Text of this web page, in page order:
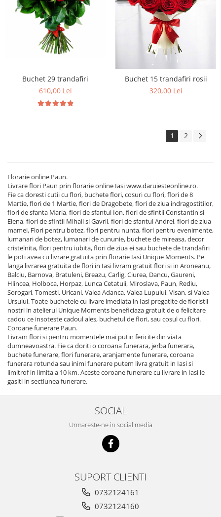
Buchet 29 trandafiri
610,00 Lei
Buchet 15 trandafiri rosii
320,00 Lei
1 2
Florarie online Paun.
Livrare flori Paun prin florarie online Iasi www.daruiesteonline.ro.
Fie ca doresti cutii cu flori, buchete flori, cosuri cu flori, flori de 8
Martie, flori de 1 Martie, flori de Dragobete, flori de ziua indragostitilor,
flori de sfanta Maria, flori de sfantul Ion, flori de sfintii Constantin si
Elena, flori de sfintii Mihail si Gavril, flori de sfantul Andrei, flori de ziua
mamei, Flori pentru botez, flori pentru nunta, flori pentru evenimente,
lumanari de botez, lumanari de cununie, buchete de mireasa, decor
cristelnita, flori pentru iubita, flori de ziua ei sau buchete de trandafiri
le poti avea cu livrare gratuita prin florarie Iasi Unique Moments. Pe
langa livrarea gratuita de flori in Iasi livram gratuit flori si in Aroneanu,
Balciu, Barnova, Bratuleni, Breazu, Carlig, Ciurea, Dancu, Gaureni,
Hlincea, Holboca, Horpaz, Lunca Cetatuii, Miroslava, Paun, Rediu,
Sorogari, Tomesti, Uricani, Valea Adanca, Valea Lupului, Visan, si Valea
Ursului. Toate buchetele cu livare imediata in Iasi pregatite de floristii
nostri in atelierul Unique Moments beneficiaza gratuit de o felicitare
cadou ce insoteste cadoul ales, buchetul de flori, sau cosul cu flori.
Coroane funerare Paun.
Livram flori si pentru momentele mai putin fericite din viata
dumneavoastra. Fie ca doriti o coroana funerara, jerba funerara,
buchete funerare, flori funerare, aranjamente funerare, coroana
funerara rotunda sau inimi funerare putem livra gratuit in Iasi si
limitrof in limita a 10 km. Aceste coroane funerare cu livrare in Iasi le
gasiti in sectiunea funerare.
SOCIAL
Urmareste-ne in social media
SUPORT CLIENTI
0732124161
0732124160